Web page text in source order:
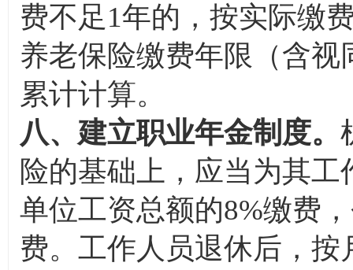
费不足1年的，按实际缴
养老保险缴费年限（含
累计计算。
八、建立职业年金制度。
险的基础上，应当为其
单位工资总额的8%缴费
费。工作人员退休后，